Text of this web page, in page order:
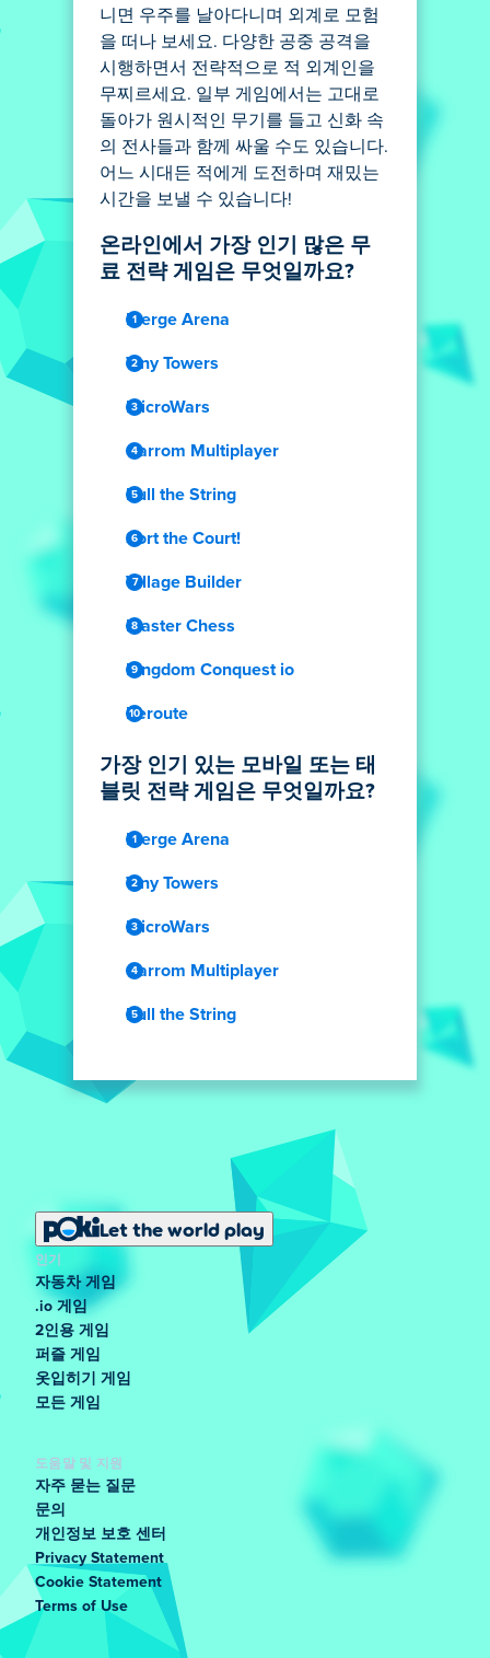
니면 우주를 날아다니며 외계로 모험
을 떠나 보세요. 다양한 공중 공격을
시행하면서 전략적으로 적 외계인을
무찌르세요. 일부 게임에서는 고대로
돌아가 원시적인 무기를 들고 신화 속
의 전사들과 함께 싸울 수도 있습니다.
어느 시대든 적에게 도전하며 재밌는
시간을 보낼 수 있습니다!
온라인에서 가장 인기 많은 무
료 전략 게임은 무엇일까요?
Merge Arena
Tiny Towers
MicroWars
Carrom Multiplayer
Pull the String
Sort the Court!
Village Builder
Master Chess
Kingdom Conquest io
Reroute
가장 인기 있는 모바일 또는 태
블릿 전략 게임은 무엇일까요?
Merge Arena
Tiny Towers
MicroWars
Carrom Multiplayer
Pull the String
Let the world play
인기
자동차 게임
.io 게임
2인용 게임
퍼즐 게임
옷입히기 게임
모든 게임
도움말 및 지원
자주 묻는 질문
문의
개인정보 보호 센터
Privacy Statement
Cookie Statement
Terms of Use